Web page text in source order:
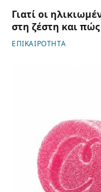
Γιατί οι
στη ζέστη και
ΕΠΙΚΑΙΡΟΤΗΤΑ